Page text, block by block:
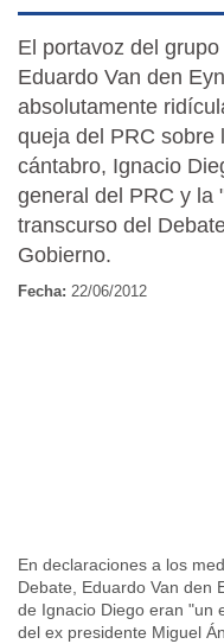
El portavoz del
Eduardo Van den
absolutamente
queja del PRC sobre
cántabro, Ignacio
general del PRC y la
transcurso del
Gobierno.
Fecha: 22/06/2012
En declaraciones a los
Debate, Eduardo Van den
de Ignacio Diego eran "un
del ex presidente Miguel